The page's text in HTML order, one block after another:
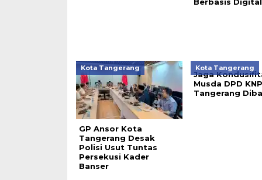
Kota Tangerang
GP Ansor Kota
Tangerang Desak
Polisi Usut Tuntas
Persekusi Kader
Banser
Kota Tangerang
Jaga
Musda DPD
Tangerang